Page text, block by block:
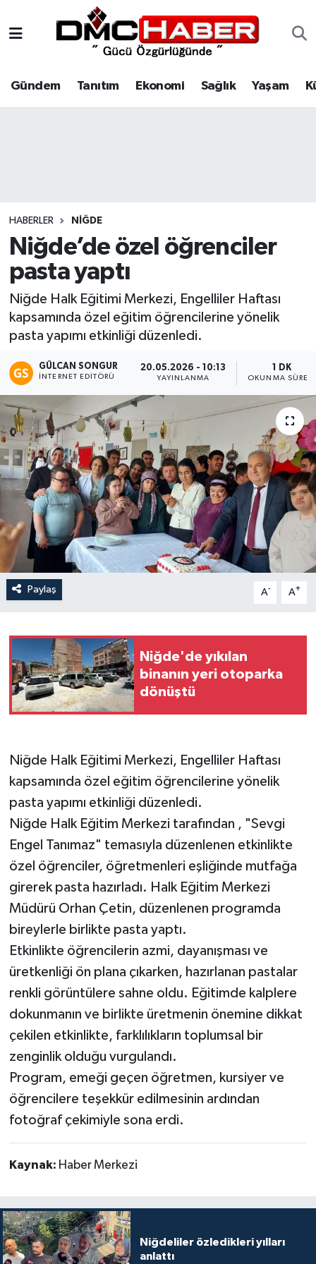
Gündem Tanıtım Ekonomi Sağlık Yaşam
HABERLER NIĞDE
Niğde’de özel öğrenciler
pasta yaptı
Niğde Halk Eğitimi Merkezi, Engelliler Haftası
kapsamında özel eğitim öğrencilerine yönelik
pasta yapımı etkinliği düzenledi.
GÜLCAN SONGUR
İNTERNET EDITÖRÜ
20.05.2026 - 10:13
YAYINLANMA
1 DK
OKUNMA SÜRESI
Paylaş A- A+
Niğde'de yıkılan
binanın yeri otoparka
dönüştü
Niğde Halk Eğitimi Merkezi, Engelliler Haftası
kapsamında özel eğitim öğrencilerine yönelik
pasta yapımı etkinliği düzenledi.
Niğde Halk Eğitim Merkezi tarafından , "Sevgi
Engel Tanımaz" temasıyla düzenlenen etkinlikte
özel öğrenciler, öğretmenleri eşliğinde mutfağa
girerek pasta hazırladı. Halk Eğitim Merkezi
Müdürü Orhan Çetin, düzenlenen programda
bireylerle birlikte pasta yaptı.
Etkinlikte öğrencilerin azmi, dayanışması ve
üretkenliği ön plana çıkarken, hazırlanan pastalar
renkli görüntülere sahne oldu. Eğitimde kalplere
dokunmanın ve birlikte üretmenin önemine dikkat
çekilen etkinlikte, farklılıkların toplumsal bir
zenginlik olduğu vurgulandı.
Program, emeği geçen öğretmen, kursiyer ve
öğrencilere teşekkür edilmesinin ardından
fotoğraf çekimiyle sona erdi.
Kaynak: Haber Merkezi
Niğdeliler özledikleri yılları
anlattı
Tanıtım
Spor
Siyaset
Eğitim
Teknoloji
Asayiş
Resmi İlan
Nöbetçi Eczaneler
Hava Durumu
Haber Arşivi